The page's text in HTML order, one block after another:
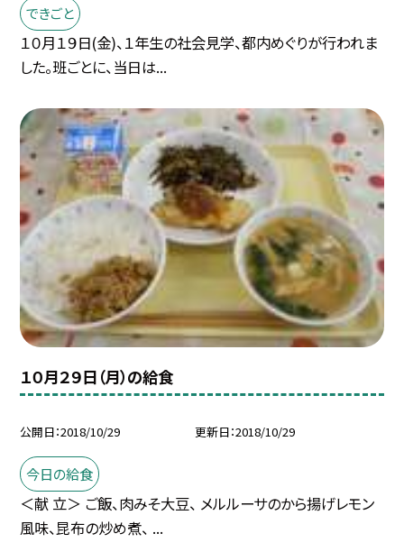
できごと
１０月１９日(金)、１年生の社会見学、都内めぐりが行われま
した。班ごとに、当日は...
１０月２９日（月）の給食
公開日 2018/10/29 更新日 2018/10/29
今日の給食
＜献 立＞ ご飯、肉みそ大豆、 メルルーサのから揚げレモン
風味、昆布の炒め煮、 ...